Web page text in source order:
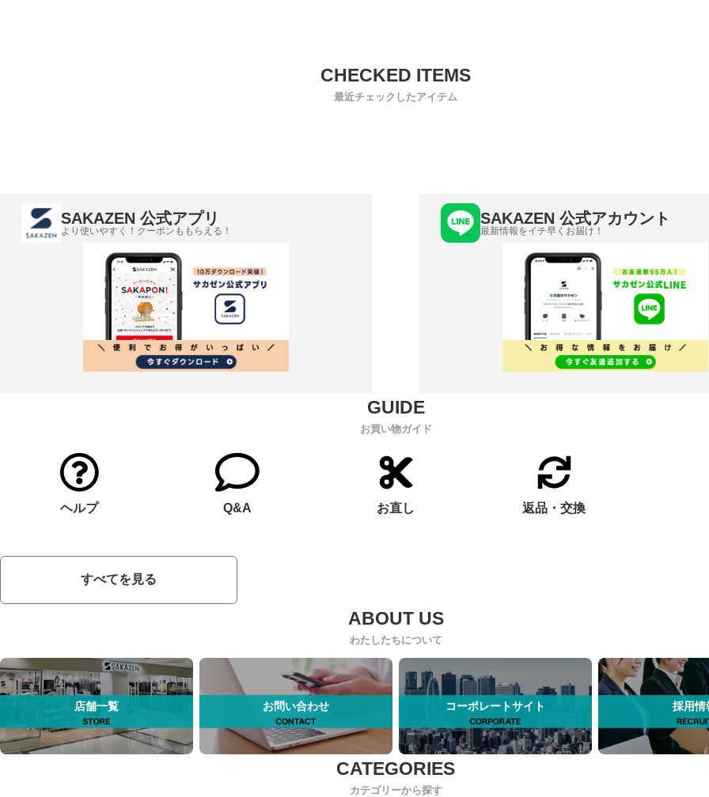
最近チェックしたアイテム
SAKAZEN 公式アプリ
より使いやすく！クーポンももらえる！
SAKAZEN 公式アカウント
最新情報をイチ早くお届け！
お買い物ガイド
ヘルプ Q&A お直し 返品・交換
すべてを見る
わたしたちについて
店舗一覧 お問い合わせ コーポレートサイト 採用情
カテゴリーから探す